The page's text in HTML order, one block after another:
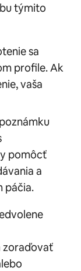
týmito
sa
profile. Ak
vaša
pomôcť
a
páčia.
zoraďovať